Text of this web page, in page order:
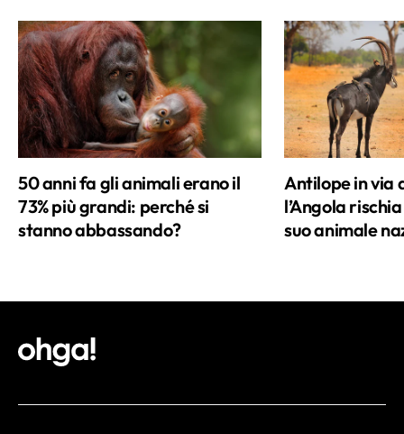
50 anni fa gli animali erano il
73% più grandi: perché si
stanno abbassando?
Antilope in via
l’Angola
suo animale